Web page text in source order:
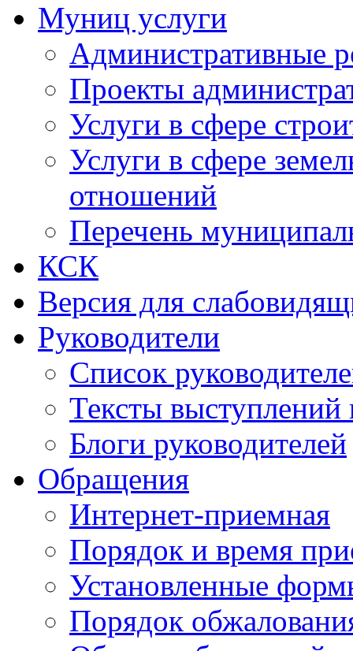
Муниц услуги
Административные
Проекты
Услуги в сфере
Услуги в сфере
отношений
Перечень
КСК
Версия для
Руководители
Список
Тексты выступлений
Блоги руководителей
Обращения
Интернет-приемная
Порядок и время
Установленные
Порядок